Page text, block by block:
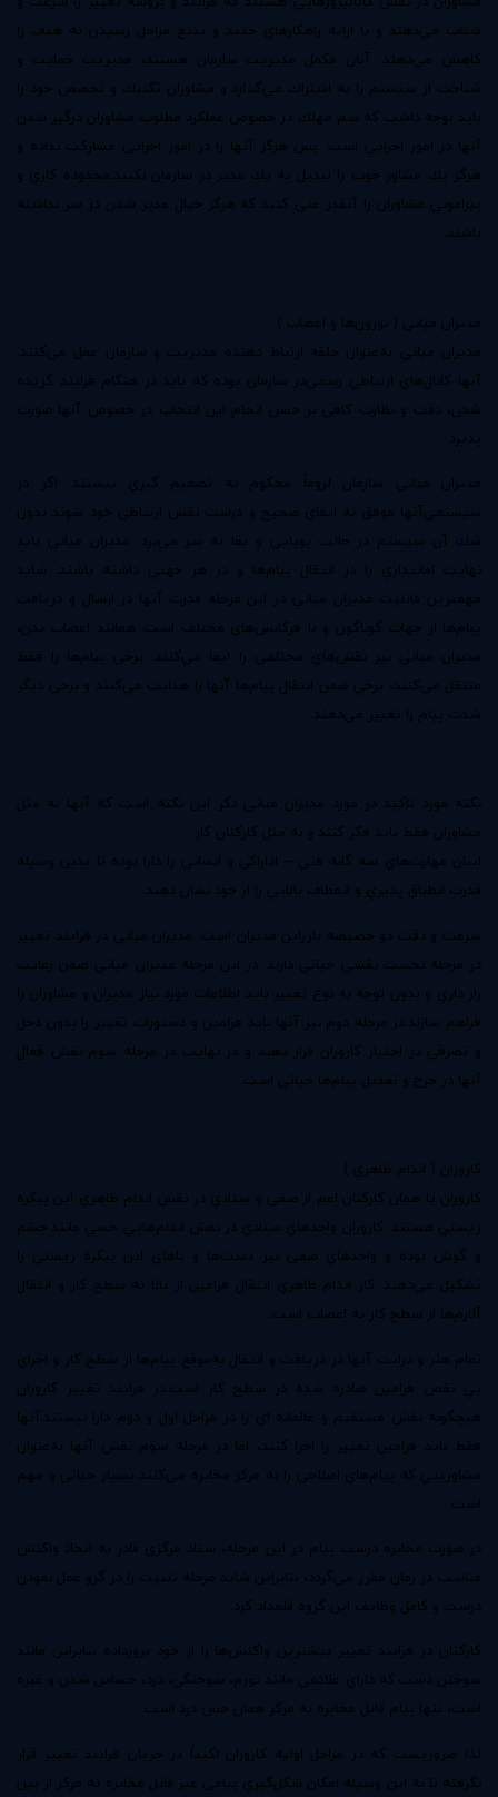
شتاب مي‌دهند و با ارايه راهكارهاي جديد و بديع مراحل رسيدن به هدف را
كاهش مي‌دهند. آنان مكمل مديريت سازمان هستند‌، مديريت حمايت و
شناخت از سيستم را به اشتراك مي‌گذارد و مشاوران تكنيك و تخصص خود را
بايد توجه داشت كه سم مهلك در خصوص عملكرد مطلوب مشاوران درگير شدن
آنها در امور اجرايي است. پس هرگز آنها را در امور اجرايي مشاركت نداده و
هرگز يك مشاور خوب را تبديل به يك مدير در سازمان نكنيد.محدوده كاري و
پيراموني مشاوران را آنقدر غني كنيد كه هرگز خيال مدير شدن در سر نداشته
باشند.
مديران مياني ( نورون‌ها و اعصاب )
مديران مياني به‌عنوان حلقه ارتباط دهنده مديريت و سازمان عمل مي‌كنند.
آنها كانال‌هاي ارتباطي رسمي‌در سازمان بوده كه بايد در هنگام فرايند گزيده
شدن‌، دقت و نظارت كافي بر حسن انجام اين انتخاب در خصوص آنها صورت
پذيرد.
مديران مياني سازمان لزوماً محكوم به تصميم گيري نيستند‌. اگر در
سيستمي‌آنها موفق به ايفاي صحيح و درست نقش ارتباطي خود شوند بدون
شك آن سيستم در حالت پويايي و بقا به سر مي‌برد. مديران مياني بايد
نهايت امانتداري را در انتقال پيام‌ها و در هر جهتي داشته باشند. شايد
مهمترين قابليت مديران مياني در اين مرحله قدرت آنها در ارسال و دريافت
پيام‌ها از جهات گوناگون و با فركانس‌هاي مختلف است. همانند اعصاب بدن‌،
مديران مياني نيز نقش‌هاي مختلفي را ايفا مي‌كنند. برخي پيام‌ها را فقط
منتقل مي‌كنند‌، برخي ضمن انتقال پيام‌ها آنها را هدايت مي‌كنند و برخي ديگر
شدت پيام را تغيير مي‌دهند.
نكته مورد تاكيد در مورد مديران مياني ذكر اين نكته است كه آنها نه مثل
مشاوران فقط بايد فكر كنند و نه مثل كاركنان كار.
اينان مهارت‌هاي سه گانه فني – اداراكي و انساني را دارا بوده تا بدين وسيله
قدرت انطباق پذيري و انعطاف بالايي را از خود نشان دهند.
سرعت‌ و دقت دو خصيصه بارزاين مديران است. مديران مياني در فرايند تغيير
در مرحله نخست نقشي حياتي دارند. در اين مرحله مديران مياني ضمن رعايت
راز داري و بدون توجه به نوع تغيير بايد اطلاعات مورد نياز مديران و مشاوران را
فراهم سازند.در مرحله دوم نيز آنها بايد فرامين و دستورات تغيير را بدون دخل
و تصرفي در اختيار كاروران قرار دهند و در نهايت در مرحله سوم نقش فعال
آنها در جرح و تعديل پيام‌ها حياتي است.
كاروران ( اندام ظاهري )
كاروران يا همان كاركنان اعم از صفي و ستادي در نقش اندام ظاهري اين پيكره
زيستي هستند. كاروران واحدهاي ستادي در نقش اندام‌هايي حسي مانند چشم
و گوش بوده و واحدهاي صفي نيز دست‌ها و پاهاي اين پيكره زيستي را
تشكيل مي‌دهند. كار اندام ظاهري انتقال فرامين از بالا به سطح كار و انتقال
آلارم‌ها از سطح كار به اعصاب است.
تمام هنر و درايت آنها در دريافت و انتقال به‌موقع پيام‌ها از سطح كار و اجراي
بي نقص فرامين صادره شده در سطح كار است.در فرايند تغيير كاروران
هيچگونه نقش مستقيم و عالمانه اي را در مراحل اول و دوم دارا نيستند.آنها
فقط بايد فرامين تغيير را اجرا كنند، اما در مرحله سوم نقش آنها به‌عنوان
مشاوريني كه پيام‌هاي اصلاحي را به مركز مخابره مي‌كنند بسيار حياتي و مهم
است.
در صورت مخابره درست پيام در اين مرحله‌، ستاد مركزي قادر به اتخاذ واكنش
مناسب در زمان مقرر مي‌گردد‌، بنابراين شايد مرحله تثبيت را در گرو عمل نمودن
درست و كامل وظايف اين گروه قلمداد كرد.
كاركنان در فرايند تغيير بيشترين واكنش‌ها را از خود بروزداده بنابراين مانند
سوختن دست كه داراي علائمي‌ مانند تورم‌، سوختگي‌، درد‌، حساس شدن و غيره
است، تنها پيام قابل مخابره به مركز همان حس درد است.
لذا ضروريست كه در مراحل اوليه كاروران اكيداً در جريان فرايند تغيير قرار
نگرفته تا به اين وسيله امكان شكل‌گيري پيامي‌ غير قابل مخابره به مركز از بين